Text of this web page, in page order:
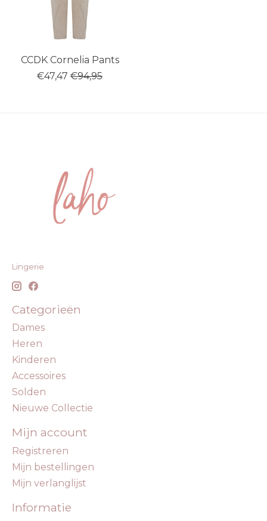
CCDK Cornelia Pants
€47,47 €94,95
Lingerie
Categorieën
Dames
Heren
Kinderen
Accessoires
Solden
Nieuwe Collectie
Mijn account
Registreren
Mijn bestellingen
Mijn verlanglijst
Informatie